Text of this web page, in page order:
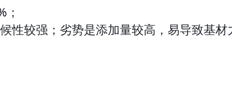
；
性较强；劣势是添加量较高，易导致基